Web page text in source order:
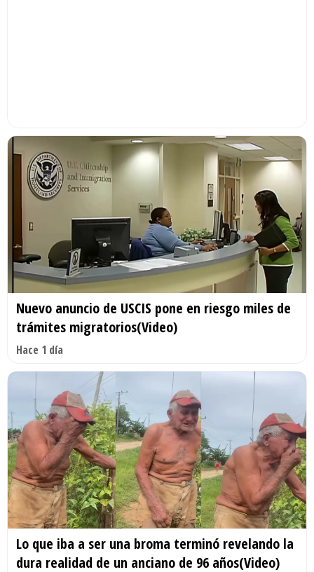
Nuevo anuncio de USCIS pone en riesgo miles de
trámites migratorios(Video)
Hace 1 día
Lo que iba a ser una broma terminó revelando la
dura realidad de un anciano de 96 años(Video)